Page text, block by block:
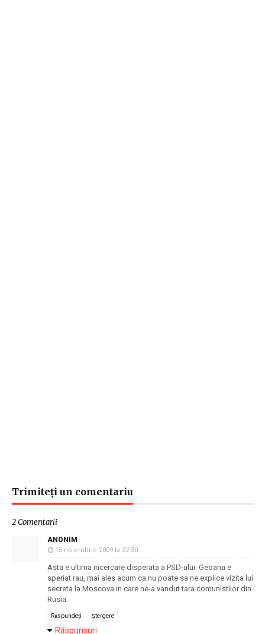
Trimiteți un comentariu
2 Comentarii
ANONIM
15 noiembrie 2009 la 22:30
Asta e ultima incercare disperata a PSD-ului. Geoana e
speriat rau, mai ales acum ca nu poate sa ne explice vizita lui
secreta la Moscova in care ne-a vandut tara comunistilor din
Rusia.
Răspundeți Ștergere
Răspunsuri